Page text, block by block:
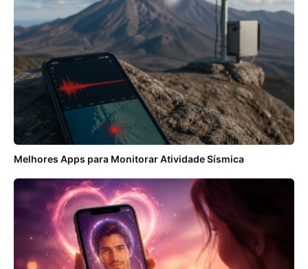
Melhores Apps para Monitorar Atividade Sísmica